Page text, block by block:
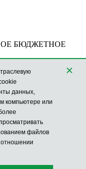
БЮДЖЕТНОЕ
данных,
файлов
отношении
×